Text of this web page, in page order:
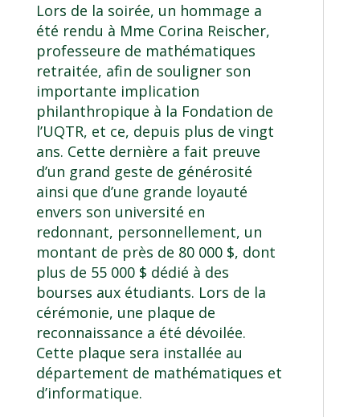
Lors de la soirée, un hommage a
été rendu à Mme Corina Reischer,
professeure de mathématiques
retraitée, afin de souligner son
importante implication
philanthropique à la Fondation de
l’UQTR, et ce, depuis plus de vingt
ans. Cette dernière a fait preuve
d’un grand geste de générosité
ainsi que d’une grande loyauté
envers son université en
redonnant, personnellement, un
montant de près de 80 000 $, dont
plus de 55 000 $ dédié à des
bourses aux étudiants. Lors de la
cérémonie, une plaque de
reconnaissance a été dévoilée.
Cette plaque sera installée au
département de mathématiques et
d’informatique.